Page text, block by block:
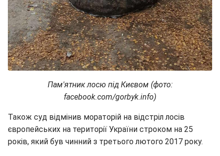
Пам'ятник лосю під Києвом (фото:
facebook.com/gorbyk.info)
Також суд відмінив мораторій на відстріл лосів
європейських на території України строком на 25
років, який був чинний з третього лютого 2017 року.